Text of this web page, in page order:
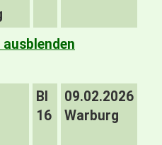
ausblenden
BI
16
09.02.2026
Warburg